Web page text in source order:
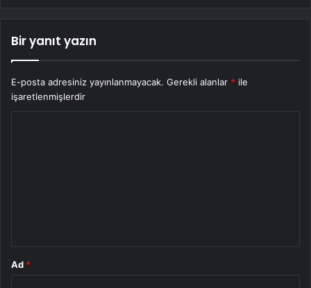
Bir yanıt yazın
E-posta adresiniz yayınlanmayacak. Gerekli alanlar * ile
işaretlenmişlerdir
Ad *